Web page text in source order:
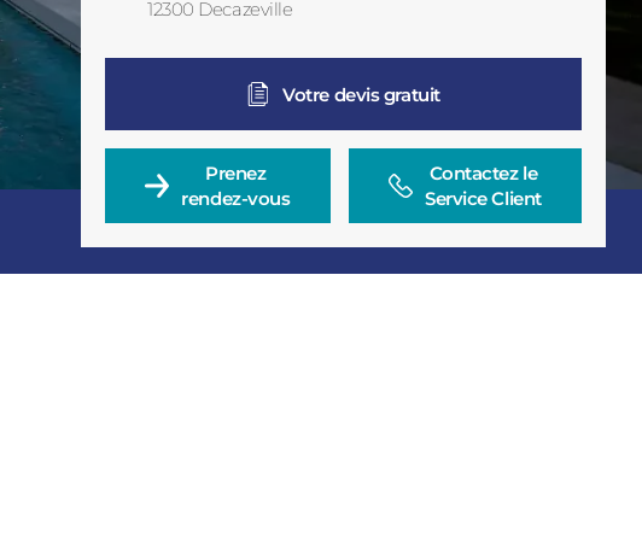
Consulter
12300 Decazeville
Votre devis gratuit
Prenez
rendez-vous
Contactez le
Service Client